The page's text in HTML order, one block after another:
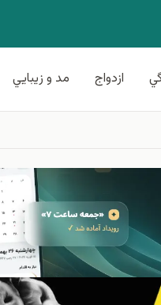
ازدواج مد و زيبايي